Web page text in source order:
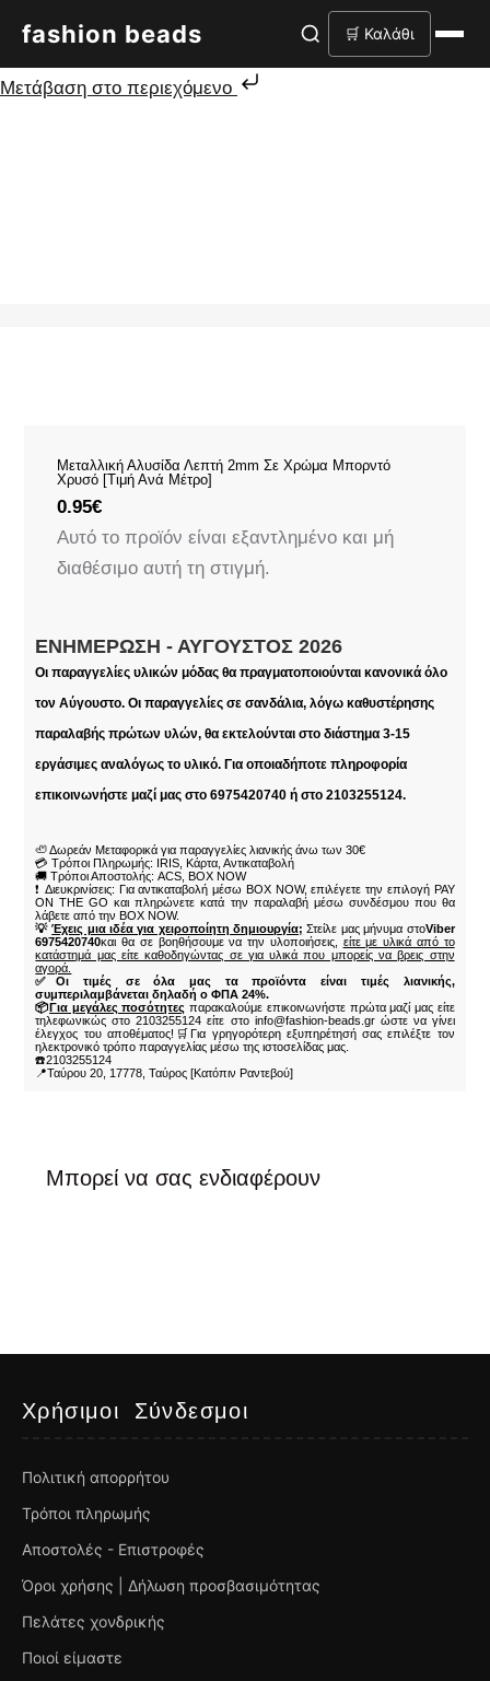
fashion beads 🛒 Καλάθι
Μετάβαση στο περιεχόμενο
Μεταλλική Αλυσίδα Λεπτή 2mm Σε Χρώμα Μπορντό
Χρυσό [Τιμή Ανά Μέτρο]
0.95€
Αυτό το προϊόν είναι εξαντλημένο και μή
διαθέσιμο αυτή τη στιγμή.
ΕΝΗΜΈΡΩΣΗ - ΑΎΓΟΥΣΤΟΣ 2026
Οι παραγγελίες υλικών μόδας θα πραγματοποιούνται κανονικά όλο
τον Αύγουστο. Οι παραγγελίες σε σανδάλια, λόγω καθυστέρησης
παραλαβής πρώτων υλών, θα εκτελούνται στο διάστημα 3-15
εργάσιμες αναλόγως το υλικό. Για οποιαδήποτε πληροφορία
επικοινωνήστε μαζί μας στο 6975420740 ή στο 2103255124.
🦥 Δωρεάν Μεταφορικά για παραγγελίες λιανικής άνω των 30€
💳 Τρόποι Πληρωμής: IRIS, Κάρτα, Αντικαταβολή
🚚 Τρόποι Αποστολής: ACS, BOX NOW
❗ Διευκρινίσεις: Για αντικαταβολή μέσω BOX NOW, επιλέγετε την επιλογή PAY
ON THE GO και πληρώνετε κατά την παραλαβή μέσω συνδέσμου που θα
λάβετε από την BOX NOW.
💡Έχεις μια ιδέα για χειροποίητη δημιουργία; Στείλε μας μήνυμα στοViber
6975420740και θα σε βοηθήσουμε να την υλοποιήσεις, είτε με υλικά από το
κατάστημά μας είτε καθοδηγώντας σε για υλικά που μπορείς να βρεις στην
αγορά.
✅Οι τιμές σε όλα μας τα προϊόντα είναι τιμές λιανικής,
συμπεριλαμβάνεται δηλαδή ο ΦΠΑ 24%.
📦Για μεγάλες ποσότητες παρακαλούμε επικοινωνήστε πρώτα μαζί μας είτε
τηλεφωνικώς στο 2103255124 είτε στο info@fashion-beads.gr ώστε να γίνει
έλεγχος του αποθέματος!🛒Για γρηγορότερη εξυπηρέτησή σας επιλέξτε τον
ηλεκτρονικό τρόπο παραγγελίας μέσω της ιστοσελίδας μας.
☎️2103255124
📍Ταύρου 20, 17778, Ταύρος [Κατόπιν Ραντεβού]
Μπορεί να σας ενδιαφέρουν
Χρήσιμοι Σύνδεσμοι
Πολιτική απορρήτου
Τρόποι πληρωμής
Αποστολές - Επιστροφές
Όροι χρήσης | Δήλωση προσβασιμότητας
Πελάτες χονδρικής
Ποιοί είμαστε